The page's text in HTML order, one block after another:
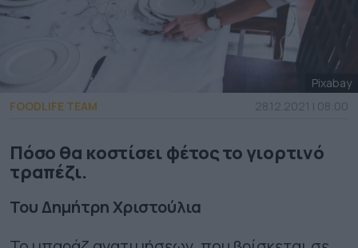
Pixabay
FOODLIFE TEAM
28.12.2021 | 08:00
Πόσο θα κοστίσει φέτος το γιορτινό
τραπέζι.
Του Δημήτρη Χριστούλια